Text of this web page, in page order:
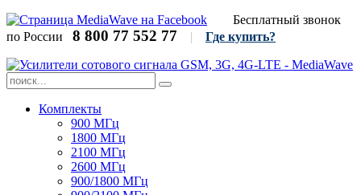
Бесплатный звонок
по России 8 800 77 552 77 | Где купить?
Комплекты
900 МГц
1800 МГц
2100 МГц
2600 МГц
900/1800 МГц